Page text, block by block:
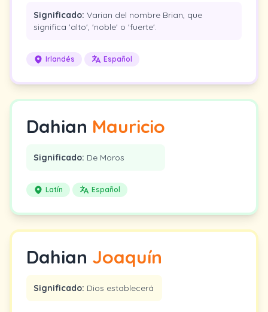
Significado: Varian del nombre Brian, que
significa 'alto', 'noble' o 'fuerte'.
Irlandés Español
Dahian Mauricio
Significado: De Moros
Latín Español
Dahian Joaquín
Significado: Dios establecerá